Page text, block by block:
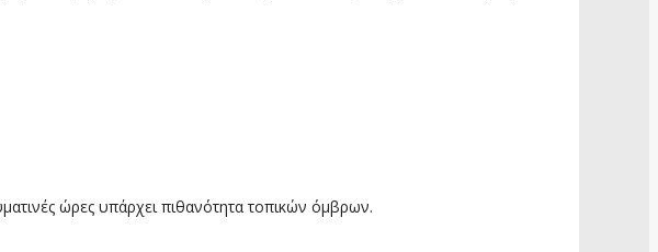
ώρες υπάρχει πιθανότητα τοπικών όμβρων.